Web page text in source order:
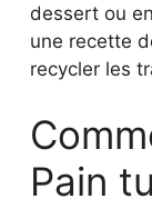
dessert ou
une recette
recycler les
Pain